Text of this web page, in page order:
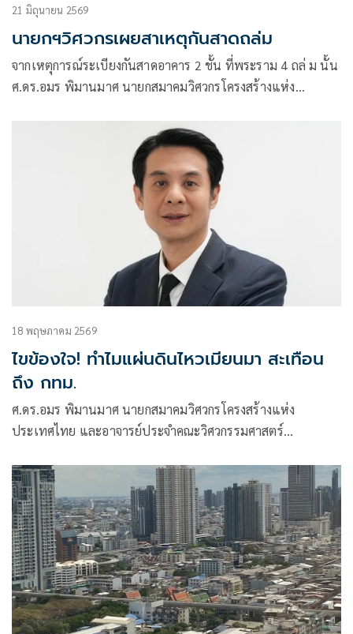
21 มิถุนายน 2569
นายกฯวิศวกรเผยสาเหตุกันสาดถล่ม
จากเหตุการณ์ระเบียงกันสาดอาคาร 2 ชั้น ที่พระราม 4 ถล่ ม นั้น
ศ.ดร.อมร พิมานมาศ นายกสมาคมวิศวกรโครงสร้างแห่ง
18 พฤษภาคม 2569
ไขข้องใจ! ทำไมแผ่นดินไหวเมียนมา สะเทือน
ถึง กทม.
ศ.ดร.อมร พิมานมาศ นายกสมาคมวิศวกรโครงสร้างแห่ง
ประเทศไทย และอาจารย์ประจำคณะวิศวกรรมศาสตร์
ขนาด 5.3